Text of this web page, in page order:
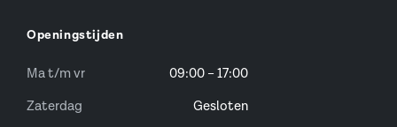
Openingstijden
Ma t/m vr
09:00 – 17:00
Zaterdag
Gesloten